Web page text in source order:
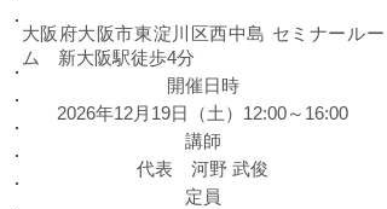
2026年12月19日（土）12:00～16:00
大阪府大阪市東淀川区西中島 セミナールー
ム 新大阪駅徒歩4分
​開催日時
定員
​講師
代表 河野 武俊